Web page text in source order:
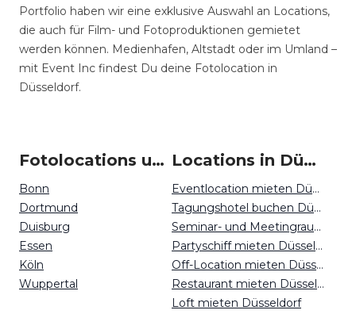
Portfolio haben wir eine exklusive Auswahl an Locations,
die auch für Film- und Fotoproduktionen gemietet
werden können. Medienhafen, Altstadt oder im Umland –
mit Event Inc findest Du deine Fotolocation in
Düsseldorf.
Fotolocations um Düsseldorf
Bonn
Dortmund
Duisburg
Essen
Köln
Wuppertal
Locations in Düsseldorf mieten
Eventlocation mieten Düsseldorf
Tagungshotel buchen Düsseldorf
Seminar- und Meetingraum mieten Düsseldorf
Partyschiff mieten Düsseldorf
Off-Location mieten Düsseldorf
Restaurant mieten Düsseldorf
Loft mieten Düsseldorf